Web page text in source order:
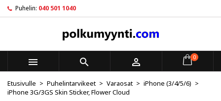
Puhelin: 040 501 1040
   0
Etusivulle Puhelintarvikeet Varaosat
iPhone (3/4/5/6)
iPhone 3G/3GS Skin Sticker, Flower Cloud
My wishlists ×
Create new list
Luo toivelista ×
Toivelistan nimi
Peruuta
Kirjaudu sisään ×
Sinun pitää olla kirjautunut jotta voit lisätä tuotteita
toivelistalle.
Peruuta Kirjaudu sisään